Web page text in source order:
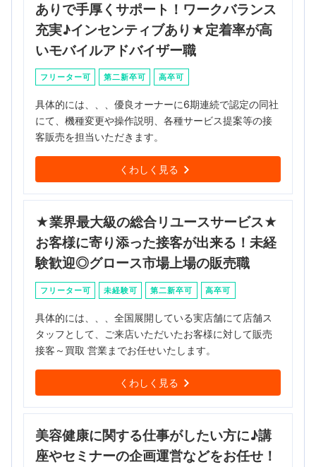
ありで手厚くサポート！ワークバランス
充実♪インセンティブあり★定着率が高
いモバイルアドバイザー職
フリーター可 第二新卒可 高卒可
具体的には、、、優良オーナーに6期連続で認定の同社
にて、機種変更や操作説明、各種サービス提案等の接
客販売を担当いただきます。
くわしく見る
★業界最大級の総合リユースサービス★
お客様に寄り添った接客が出来る！未経
験歓迎◎グロース市場上場の販売職
フリーター可 未経験可 第二新卒可 高卒可
具体的には、、、全国展開している実店舗にて店舗ス
タッフとして、ご来店いただいたお客様に対して販売
接客～買取 営業までお任せいたします。
くわしく見る
美容健康に関する仕事がしたい方に♪講
座やセミナーの企画運営などをお任せ！